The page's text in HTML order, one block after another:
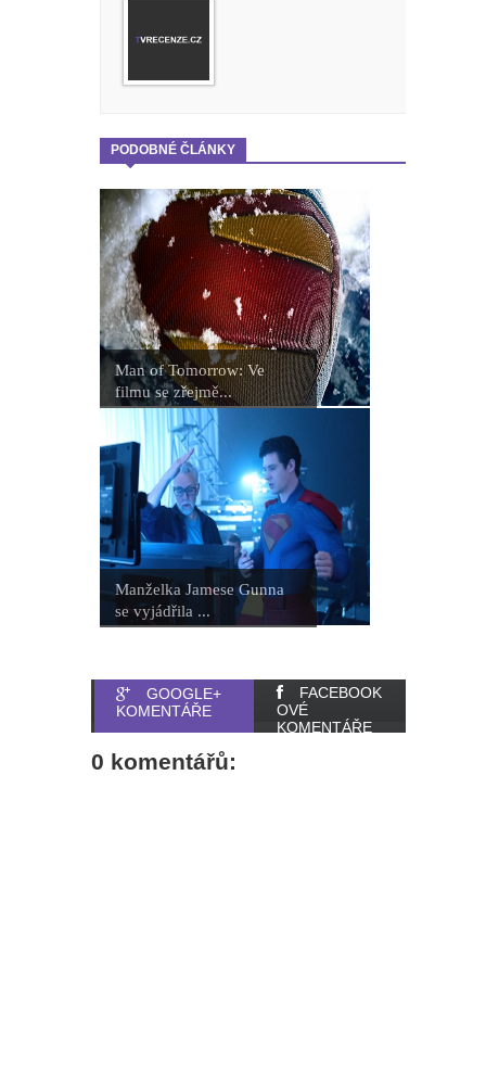
PODOBNÉ ČLÁNKY
Man of Tomorrow: Ve
filmu se zřejmě...
Manželka Jamese Gunna
se vyjádřila ...
GOOGLE+
KOMENTÁŘE
FACEBOOK
OVÉ
KOMENTÁŘE
0 komentářů: